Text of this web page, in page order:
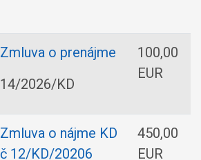
Zmluva o prenájme
14/2026/KD
100,00
EUR
Zmluva o nájme KD
č 12/KD/20206
450,00
EUR